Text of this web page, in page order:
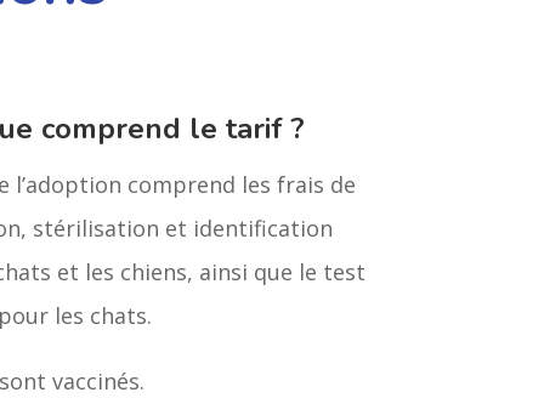
comprend le tarif ?
l’adoption comprend les frais de
stérilisation et identification
et les chiens, ainsi que le test
les chats.
vaccinés.